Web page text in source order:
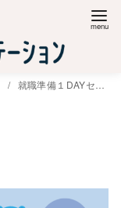
就職準備１DAYセミナー